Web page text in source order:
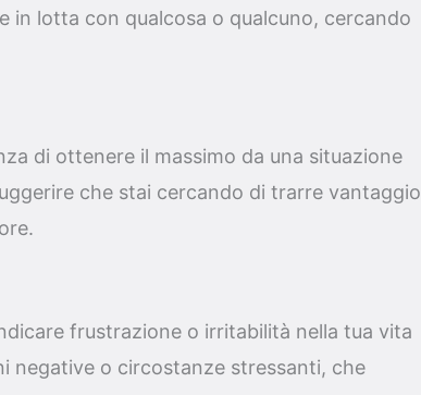
in lotta con qualcosa o qualcuno, cercando
di ottenere il massimo da una situazione
che stai cercando di trarre vantaggio
frustrazione o irritabilità nella tua vita
negative o circostanze stressanti, che